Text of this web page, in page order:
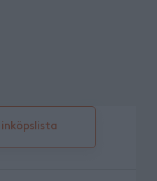
inköpslista